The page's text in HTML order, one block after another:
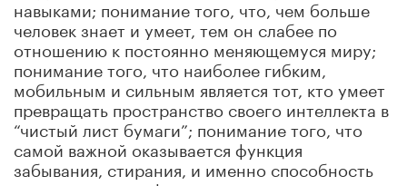
навыками; понимание того, что, чем больше
человек знает и умеет, тем он слабее по
отношению к постоянно меняющемуся миру;
понимание того, что наиболее гибким,
мобильным и сильным является тот, кто умеет
превращать пространство своего интеллекта в
“чистый лист бумаги”; понимание того, что
самой важной оказывается функция
забывания, стирания, и именно способность